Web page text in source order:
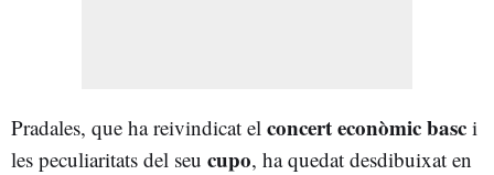
Pradales, que ha reivindicat el concert econòmic basc i
les peculiaritats del seu cupo, ha quedat desdibuixat en